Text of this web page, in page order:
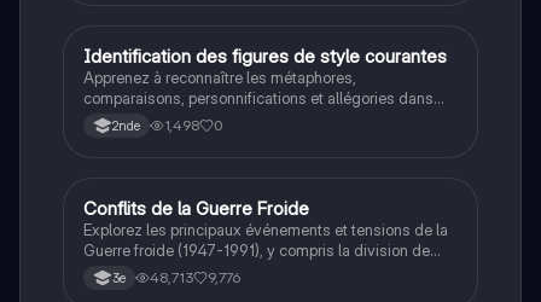
IFrançais
Identification des figures de style courantes
Apprenez à reconnaître les métaphores,
comparaisons, personnifications et allégories dans
des phrases simples.
2nde 1,498 0
Histoire
Conflits de la Guerre Froide
Explorez les principaux événements et tensions de la
Guerre froide (1947-1991), y compris la division de
l'Allemagne, la crise de Cuba, la guerre du Vietnam, et
la course à l'espace. Cette fiche de révision couvre les
3e 48,713 9,776